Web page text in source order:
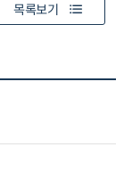
목록보기